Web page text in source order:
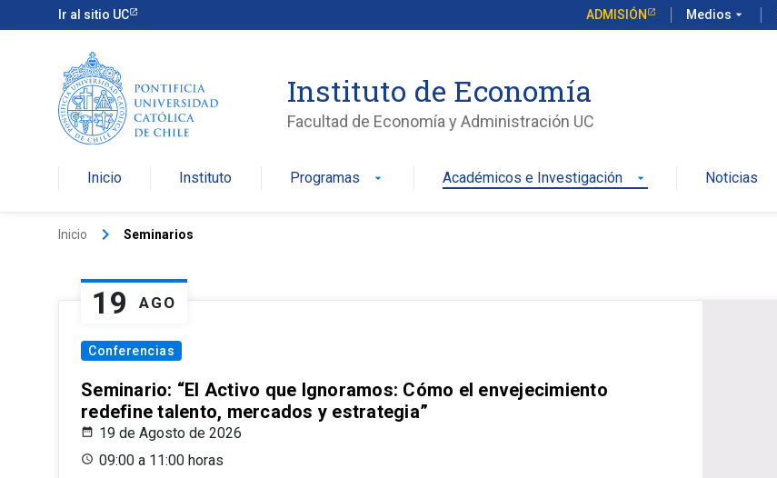
Ir al sitio UC ADMISIÓN Medios arrow_drop_down
Instituto de Economía
Facultad de Economía y Administración UC
Inicio Instituto Programas arrow_drop_down Académicos e Investigación arrow_drop_down Noticias
Inicio keyboard_arrow_right Seminarios
19 AGO
Conferencias
Seminario: “El Activo que Ignoramos: Cómo el envejecimiento
redefine talento, mercados y estrategia”
19 de Agosto de 2026
09:00 a 11:00 horas